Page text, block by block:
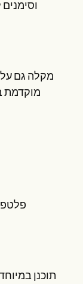
וסימנים
מוקדמת